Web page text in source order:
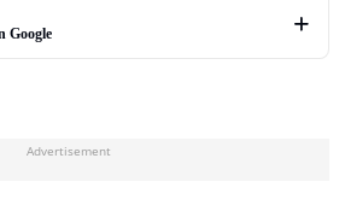
Google
Advertisement